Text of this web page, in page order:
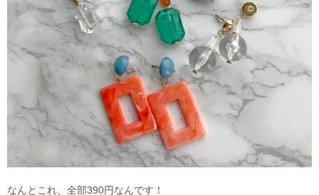
なんとこれ、全部390円なんです！